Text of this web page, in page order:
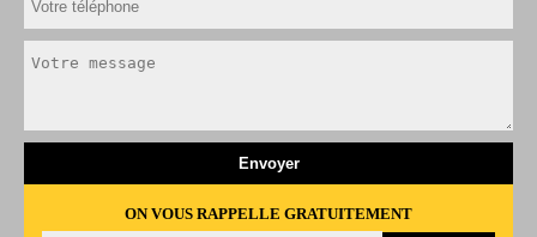
ON VOUS RAPPELLE GRATUITEMENT